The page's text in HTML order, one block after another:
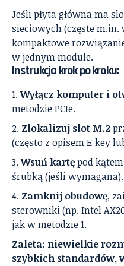
Jeśli płyta główna ma
sieciowych (częste m.in.
kompaktowe
w jednym module.
Instrukcja krok po kroku:
Wyłącz komputer i
metodzie PCIe.
Zlokalizuj slot M.2
(często z opisem E‑key
Wsuń kartępod
śrubką (jeśli wymagana).
Zamknij obudowę,
sterowniki (np. Intel
jak w metodzie 1.
Zaleta: niewielkie
szybkich standardów,